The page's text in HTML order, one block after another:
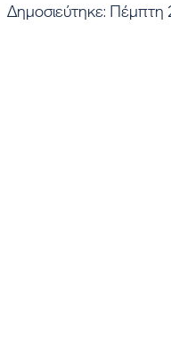
Δημοσιεύτηκε: